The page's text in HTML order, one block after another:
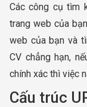
Các công cụ tìm
trang web của
web của bạn và
CV chẳng hạn,
chính xác thì việc
Cấu trúc